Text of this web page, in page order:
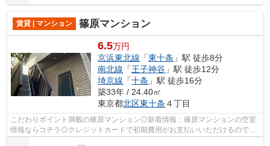
賃貸 | マンション 篠原マンション
6.5万円
京浜東北線 「東十条 」駅 徒歩8分
南北線 「王子神谷 」駅 徒歩12分
埼京線 「十条 」駅 徒歩16分
築33年 / 24.40㎡
東京都北区東十条 ４丁目
こだわりポイント満載の篠原マンション◎新着情報：篠原マンションの空室
情報ならコチラ◎クレジットカードで初期費用がお支払いいただけるので、